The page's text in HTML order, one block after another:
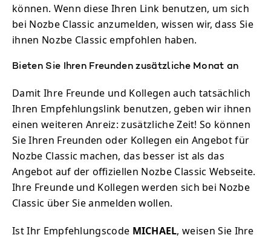
können. Wenn diese Ihren Link benutzen, um sich
bei Nozbe Classic anzumelden, wissen wir, dass Sie
ihnen Nozbe Classic empfohlen haben.
Bieten Sie Ihren Freunden zusätzliche Monat an
Damit Ihre Freunde und Kollegen auch tatsächlich
Ihren Empfehlungslink benutzen, geben wir ihnen
einen weiteren Anreiz: zusätzliche Zeit! So können
Sie Ihren Freunden oder Kollegen ein Angebot für
Nozbe Classic machen, das besser ist als das
Angebot auf der offiziellen Nozbe Classic Webseite.
Ihre Freunde und Kollegen werden sich bei Nozbe
Classic über Sie anmelden wollen.
Ist Ihr Empfehlungscode MICHAEL, weisen Sie Ihre